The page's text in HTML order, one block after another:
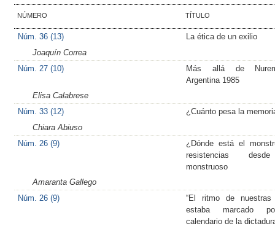
NÚMERO TÍTULO
Núm. 36 (13)
La ética de un exilio
Joaquín Correa
Núm. 27 (10)
Más allá de
Argentina 1985
Elisa Calabrese
Núm. 33 (12)
¿Cuánto pesa la
Chiara Abiuso
Núm. 26 (9)
¿Dónde está el
resistencias
monstruoso
Amaranta Gallego
Núm. 26 (9)
“El ritmo de nuestras
estaba marcado
calendario de la